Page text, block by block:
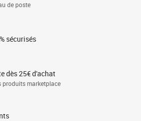
de poste
sécurisés
dès 25€ d'achat
produits marketplace